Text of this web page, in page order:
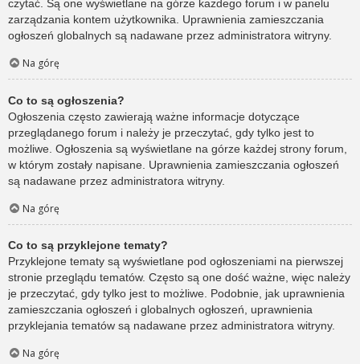
czytać. Są one wyświetlane na górze każdego forum i w panelu
zarządzania kontem użytkownika. Uprawnienia zamieszczania
ogłoszeń globalnych są nadawane przez administratora witryny.
Na górę
Co to są ogłoszenia?
Ogłoszenia często zawierają ważne informacje dotyczące
przeglądanego forum i należy je przeczytać, gdy tylko jest to
możliwe. Ogłoszenia są wyświetlane na górze każdej strony forum,
w którym zostały napisane. Uprawnienia zamieszczania ogłoszeń
są nadawane przez administratora witryny.
Na górę
Co to są przyklejone tematy?
Przyklejone tematy są wyświetlane pod ogłoszeniami na pierwszej
stronie przeglądu tematów. Często są one dość ważne, więc należy
je przeczytać, gdy tylko jest to możliwe. Podobnie, jak uprawnienia
zamieszczania ogłoszeń i globalnych ogłoszeń, uprawnienia
przyklejania tematów są nadawane przez administratora witryny.
Na górę